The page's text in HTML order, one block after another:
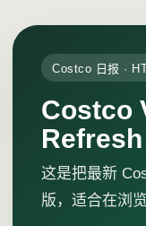
Costco 日报 ·
Costco
Refresh
这是把最新
版，适合在浏